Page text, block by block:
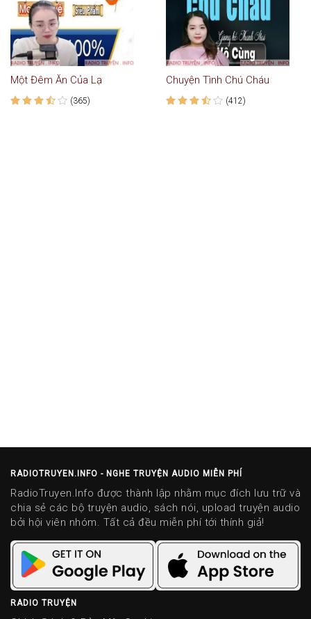
Một Đêm Ăn Của Lạ
(365)
Chuyện Tình Chú Cháu
(412)
RADIOTRUYEN.INFO - NGHE TRUYỆN AUDIO MIỄN PHÍ
RadioTruyen.Info được thành lập nhằm mục đích lưu trữ và
chia sẻ các bộ truyện audio, sách nói, upload truyện audio
bởi hội viên nhóm. Tất cả đều miễn phí tới thính giả!
RADIO TRUYỆN